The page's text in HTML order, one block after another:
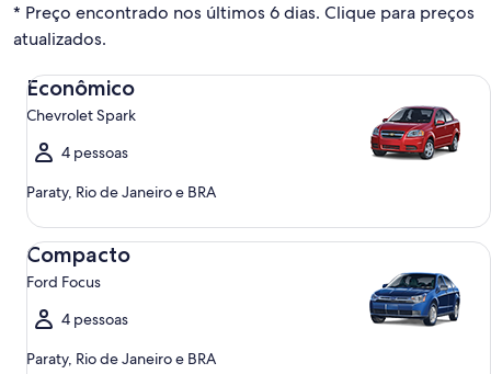
* Preço encontrado nos últimos 6 dias. Clique para preços
atualizados.
Econômico
Chevrolet Spark
4 pessoas
Paraty, Rio de Janeiro e BRA
Econômico Chevrolet Spark
Compacto
Ford Focus
4 pessoas
Paraty, Rio de Janeiro e BRA
Compacto Ford Focus